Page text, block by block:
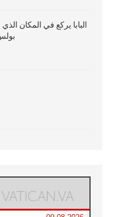
البابا يركع في المكان الذي